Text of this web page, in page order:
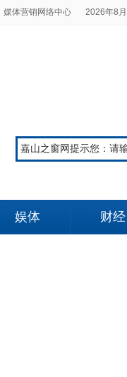
媒体营销网络中心 2026年8
娱体 财经